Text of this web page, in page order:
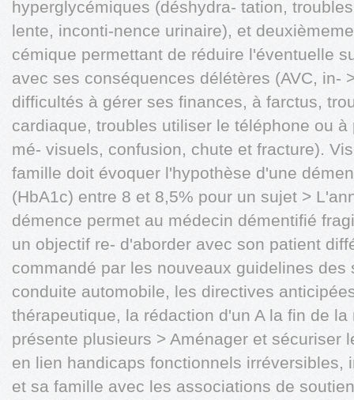
hyperglycémiques (déshydra- tation,
lente, inconti-nence urinaire), et
cémique permettant de réduire l'éventuelle
avec ses conséquences délétères (AVC, in-
difficultés à gérer ses finances, à farctus,
cardiaque, troubles utiliser le téléphone ou
mé- visuels, confusion, chute et fracture).
famille doit évoquer l'hypothèse d'une
(HbA1c) entre 8 et 8,5% pour un sujet >
démence permet au médecin démentifié
un objectif re- d'aborder avec son patient
commandé par les nouveaux guidelines
conduite automobile, les directives
thérapeutique, la rédaction d'un A la fin de
présente plusieurs > Aménager et sécuriser
en lien handicaps fonctionnels irréversibles,
et sa famille avec les associations de